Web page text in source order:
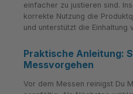
einfacher zu justieren sind.
korrekte Nutzung die
und unterstützt die Einhaltung
Praktische Anleitung:
Messvorgehen
Vor dem Messen reinigst Du